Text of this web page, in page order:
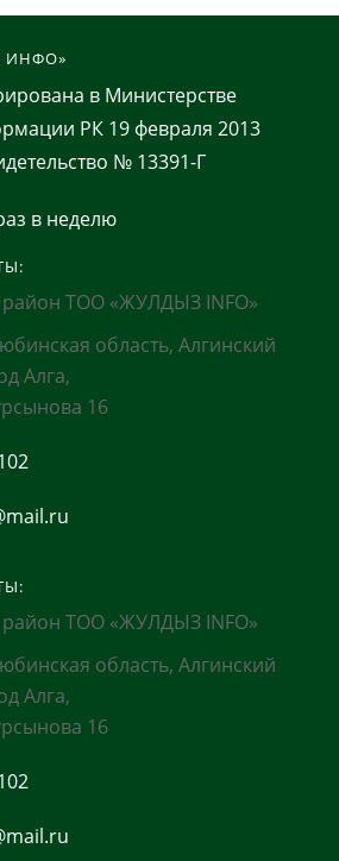
ИНФО»
в Министерстве
РК 19 февраля 2013
№ 13391-Г
в неделю
район ТОО «ЖУЛДЫЗ INFO»
область, Алгинский
Алга,
16
район ТОО «ЖУЛДЫЗ INFO»
область, Алгинский
Алга,
16